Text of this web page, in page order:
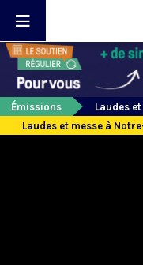
Émissions
Laudes
Laudes et messe à